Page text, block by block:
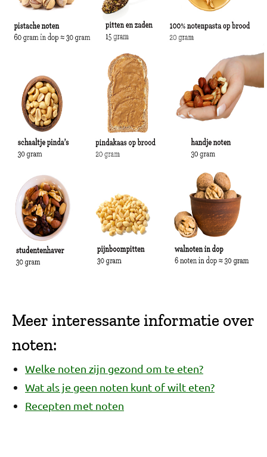
Meer interessante informatie over
noten:
Welke noten zijn gezond om te eten?
Wat als je geen noten kunt of wilt eten?
Recepten met noten